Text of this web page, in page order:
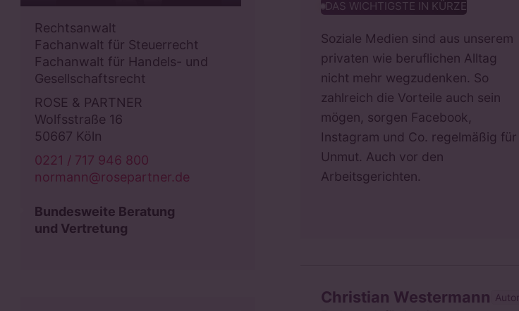
DAS WICHTIGSTE IN KÜRZE
Soziale Medien sind aus unserem
privaten wie beruflichen Alltag
nicht mehr wegzudenken. So
zahlreich die Vorteile auch sein
mögen, sorgen Facebook,
Instagram und Co. regelmäßig für
Unmut. Auch vor den
Arbeitsgerichten.
Christian Westermann Autor
Rechtsanwalt
Fachanwalt für Handels- und
Gesellschaftsrecht
Fachanwalt für Arbeitsrecht
ROSE & PARTNER
Jungfernstieg 40
20354 Hamburg
040 / 414 37 59 - 0
westermann@rosepartner.de
Termin buchen
Bundesweite Beratung
Rechtsanwalt
Fachanwalt für Steuerrecht
Fachanwalt für Handels- und
Gesellschaftsrecht
ROSE & PARTNER
Wolfsstraße 16
50667 Köln
0221 / 717 946 800
normann@rosepartner.de
Bundesweite Beratung
und Vertretung